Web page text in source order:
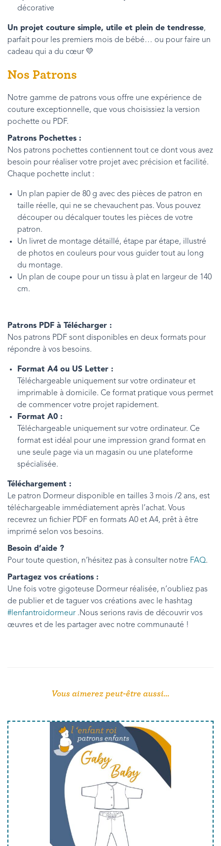
décorative
Un projet couture simple, utile et plein de tendresse,
parfait pour les premiers mois de bébé… ou pour faire un
cadeau qui a du cœur 💛
Nos Patrons
Notre gamme de patrons vous offre une expérience de
couture exceptionnelle, que vous choisissiez la version
pochette ou PDF.
Patrons Pochettes :
Nos patrons pochettes contiennent tout ce dont vous avez
besoin pour réaliser votre projet avec précision et facilité.
Chaque pochette inclut :
Un plan papier de 80 g avec des pièces de patron en
taille réelle, qui ne se chevauchent pas. Vous pouvez
découper ou décalquer toutes les pièces de votre
patron.
Un livret de montage détaillé, étape par étape, illustré
de photos en couleurs pour vous guider tout au long
du montage.
Un plan de coupe pour un tissu à plat en largeur de 140
cm.
Patrons PDF à Télécharger :
Nos patrons PDF sont disponibles en deux formats pour
répondre à vos besoins.
Format A4 ou US Letter :
Téléchargeable uniquement sur votre ordinateur et
imprimable à domicile. Ce format pratique vous permet
de commencer votre projet rapidement.
Format A0 :
Téléchargeable uniquement sur votre ordinateur. Ce
format est idéal pour une impression grand format en
une seule page via un magasin ou une plateforme
spécialisée.
Téléchargement :
Le patron Dormeur disponible en tailles 3 mois /2 ans, est
téléchargeable immédiatement après l’achat. Vous
recevrez un fichier PDF en formats A0 et A4, prêt à être
imprimé selon vos besoins.
Besoin d’aide ?
Pour toute question, n’hésitez pas à consulter notre FAQ.
Partagez vos créations :
Une fois votre gigoteuse Dormeur réalisée, n’oubliez pas
de publier et de taguer vos créations avec le hashtag
#lenfantroidormeur .Nous serions ravis de découvrir vos
œuvres et de les partager avec notre communauté !
Vous aimerez peut-être aussi…